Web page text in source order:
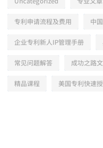
专利申请流程及费用 中
企业专利新人IP管理手册
常见问题解答 成功之路
精品课程 美国专利快速